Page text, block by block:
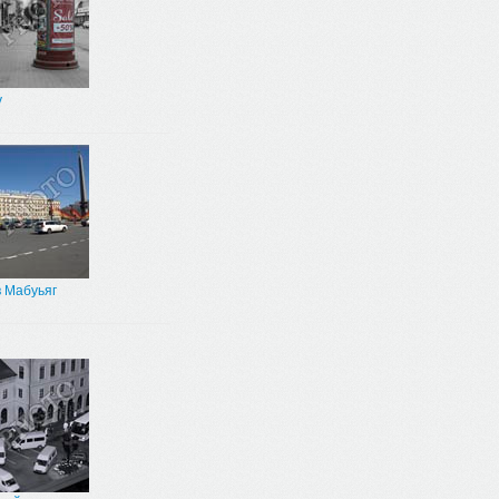
Мабуьяг